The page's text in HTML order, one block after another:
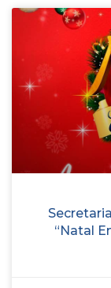
“Natal